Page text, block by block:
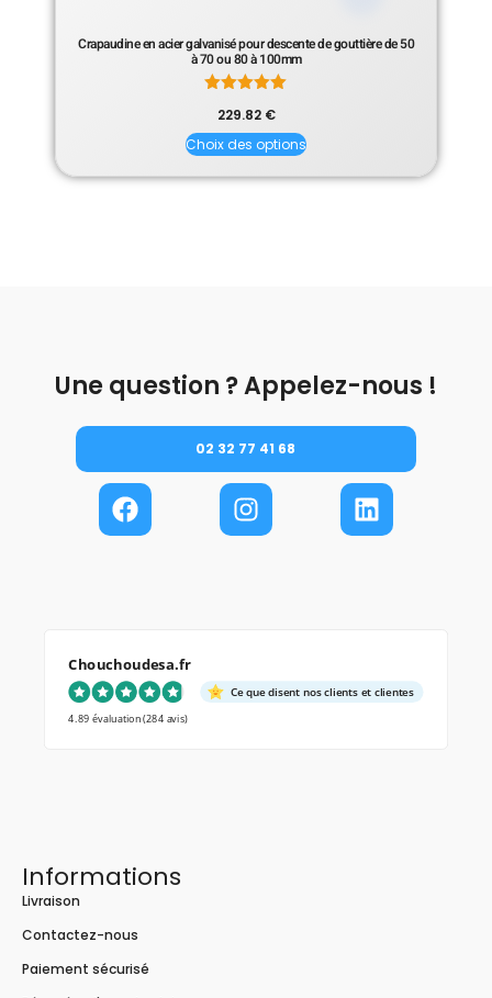
Crapaudine en acier galvanisé pour descente de gouttière de 50
à 70 ou 80 à 100mm
5.00
sur 5
229.82 €
Choix des options
Une question ? Appelez-nous !
02 32 77 41 68
Chouchoudesa.fr
Ce que disent nos clients et clientes
4.89 évaluation(284 avis)
Informations
Livraison
Contactez-nous
Paiement sécurisé